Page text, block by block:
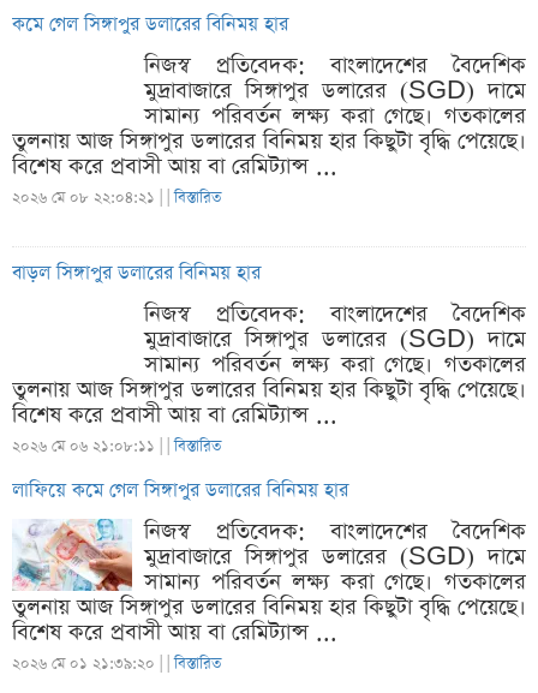
কমে গেল সিঙ্গাপুর ডলারের বিনিময় হার
নিজস্ব প্রতিবেদক: বাংলাদেশের বৈদেশিক
মুদ্রাবাজারে সিঙ্গাপুর ডলারের (SGD) দামে
সামান্য পরিবর্তন লক্ষ্য করা গেছে। গতকালের
তুলনায় আজ সিঙ্গাপুর ডলারের বিনিময় হার কিছুটা বৃদ্ধি পেয়েছে।
বিশেষ করে প্রবাসী আয় বা রেমিট্যান্স ...
২০২৬ মে ০৮ ২২:০৪:২১ | |বিস্তারিত
বাড়ল সিঙ্গাপুর ডলারের বিনিময় হার
নিজস্ব প্রতিবেদক: বাংলাদেশের বৈদেশিক
মুদ্রাবাজারে সিঙ্গাপুর ডলারের (SGD) দামে
সামান্য পরিবর্তন লক্ষ্য করা গেছে। গতকালের
তুলনায় আজ সিঙ্গাপুর ডলারের বিনিময় হার কিছুটা বৃদ্ধি পেয়েছে।
বিশেষ করে প্রবাসী আয় বা রেমিট্যান্স ...
২০২৬ মে ০৬ ২১:০৮:১১ | |বিস্তারিত
লাফিয়ে কমে গেল সিঙ্গাপুর ডলারের বিনিময় হার
নিজস্ব প্রতিবেদক: বাংলাদেশের বৈদেশিক
মুদ্রাবাজারে সিঙ্গাপুর ডলারের (SGD) দামে
সামান্য পরিবর্তন লক্ষ্য করা গেছে। গতকালের
তুলনায় আজ সিঙ্গাপুর ডলারের বিনিময় হার কিছুটা বৃদ্ধি পেয়েছে।
বিশেষ করে প্রবাসী আয় বা রেমিট্যান্স ...
২০২৬ মে ০১ ২১:৩৯:২০ | |বিস্তারিত